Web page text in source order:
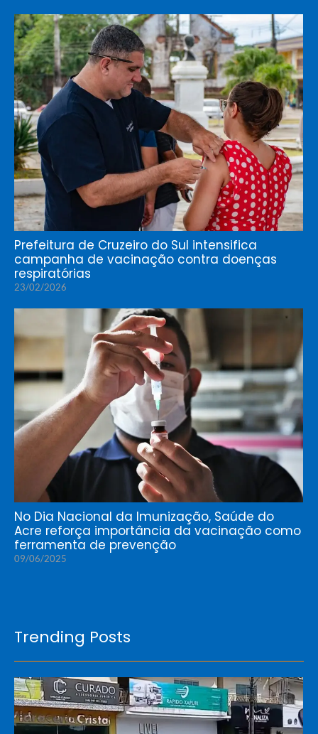
Prefeitura de Cruzeiro do Sul intensifica
campanha de vacinação contra doenças
respiratórias
23/02/2026
No Dia Nacional da Imunização, Saúde do
Acre reforça importância da vacinação como
ferramenta de prevenção
09/06/2025
Trending Posts